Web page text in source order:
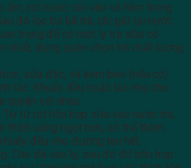
ấm, rót nước sôi vào và hãm trong
đó lọc bỏ bã trà, chỉ giữ lại nước
trọng để có một ly trà sữa có
nhất, đừng quên chọn trà chất lượng
sữa đặc, và kem béo (nếu có)
lắc. Khuấy đều hoặc lắc nhẹ cho
quyện với nhau.
Từ từ rót hỗn hợp sữa vào nước trà,
thích uống ngọt hơn, có thể thêm
đều cho đường tan hết.
Cho đá vào ly, sau đó đổ hỗn hợp